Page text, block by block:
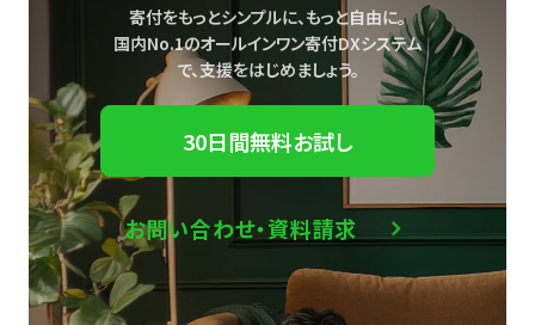
寄付をもっとシンプルに、もっと自由に。
国内No.1のオールインワン寄付DXシステム
で、支援をはじめましょう。
30日間無料お試し
お問い合わせ・資料請求